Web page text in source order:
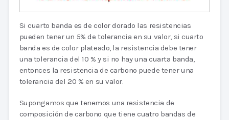
Si cuarto banda es de color dorado las resistencias
pueden tener un 5% de tolerancia en su valor, si cuarto
banda es de color plateado, la resistencia debe tener
una tolerancia del 10 % y si no hay una cuarta banda,
entonces la resistencia de carbono puede tener una
tolerancia del 20 % en su valor.
Supongamos que tenemos una resistencia de
composición de carbono que tiene cuatro bandas de